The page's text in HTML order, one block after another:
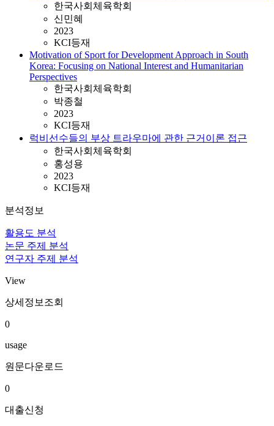
한국사회체육학회
신민혜
2023
KCI등재
Motivation of Sport for Development Approach in South
Korea: Focusing on National Interest and Humanitarian
Perspectives
한국사회체육학회
박종철
2023
KCI등재
럭비선수들의 부상 트라우마에 관한 근거이론 접근
한국사회체육학회
홍성용
2023
KCI등재
분석정보
활용도 분석
논문 주제 분석
연구자 주제 분석
View
상세정보조회
0
usage
원문다운로드
0
대출신청